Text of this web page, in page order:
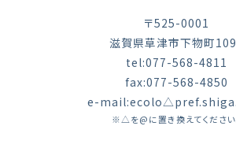
〒525-0001
滋賀県草津市下物町
tel:077-568-4811
fax:077-568-4850
e-
※△を@に置き換えてください